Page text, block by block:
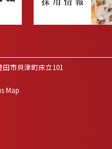
田市貝津町床立101
Map